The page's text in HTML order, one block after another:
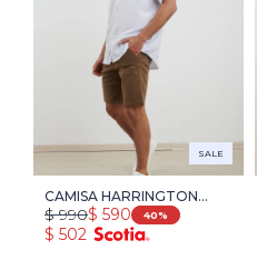
SALE
CAMISA HARRINGTON
LABEL - BLANCO/AZUL
OSC
$ 590
$ 990 40
$ 502